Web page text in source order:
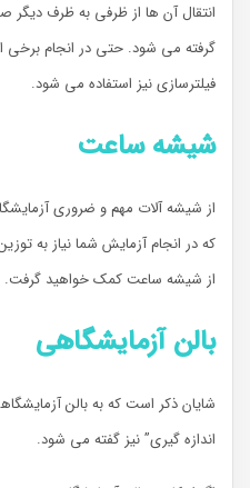
انتقال آن ها از ظرفی به ظرف
گرفته می شود. حتی در انجام برخی
فیلترسازی نیز استفاده می شود.
شیشه ساعت
از شیشه آلات مهم و ضروری
که در انجام آزمایش شما نیاز به
از شیشه ساعت کمک خواهید گرفت.
بالن آزمایشگاهی
شایان ذکر است که به بالن
اندازه گیری” نیز گفته می شود.